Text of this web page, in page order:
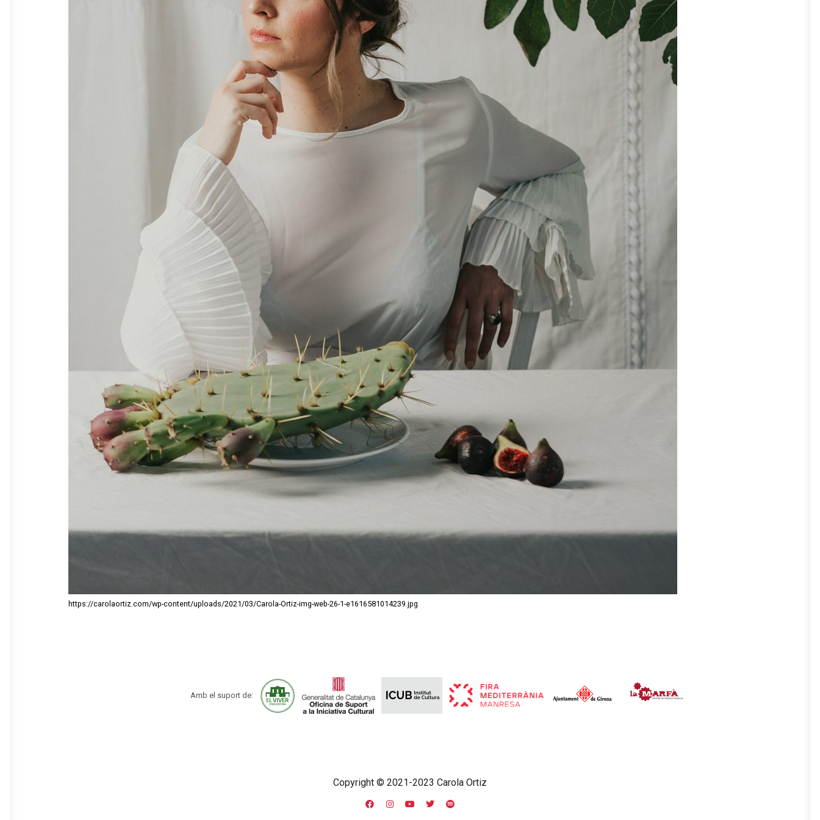
https://carolaortiz.com/wp-content/uploads/2021/03/Carola-Ortiz-img-web-26-1-e1616581014239.jpg
Amb el suport de:
Copyright © 2021-2023 Carola Ortiz